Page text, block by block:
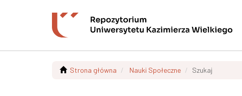
Strona główna Nauki Społeczne Szukaj